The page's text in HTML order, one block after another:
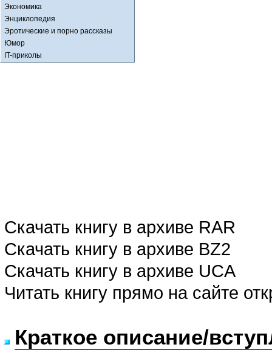
Экономика
Энциклопедия
Эротические и порно рассказы
Юмор
IT-приколы
Скачать книгу в архиве RAR
Скачать книгу в архиве BZ2
Скачать книгу в архиве UCA
Читать книгу прямо на сайте
Краткое описание/